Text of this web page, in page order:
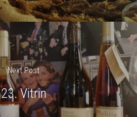
Next Post
23. Vitrin